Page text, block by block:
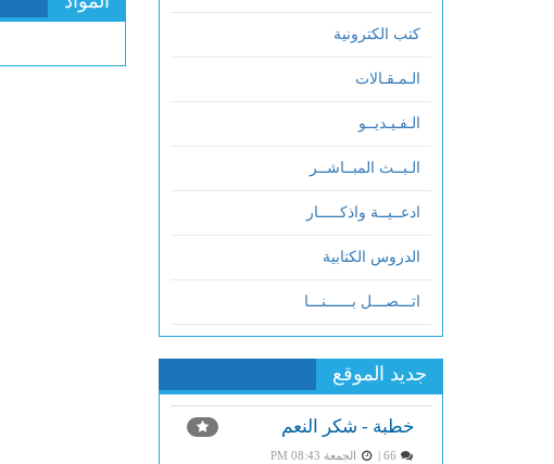
كتب الكترونية
الـمـقـالات
الـفـيـديــو
الـبــث المبــاشــر
ادعــيــة واذكـــــار
الدروس الكتابية
اتـــصـــل بــــــنـــا
جديد الموقع
خطبة - شكر النعم
الجمعة PM 08:43